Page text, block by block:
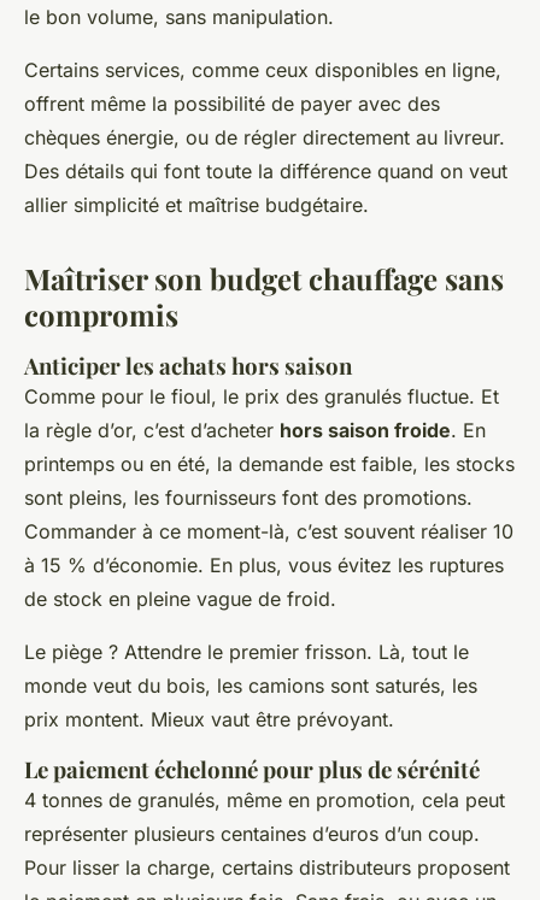
le bon volume, sans manipulation.
Certains services, comme ceux disponibles en ligne,
offrent même la possibilité de payer avec des
chèques énergie, ou de régler directement au livreur.
Des détails qui font toute la différence quand on veut
allier simplicité et maîtrise budgétaire.
Maîtriser son budget chauffage sans
compromis
Anticiper les achats hors saison
Comme pour le fioul, le prix des granulés fluctue. Et
la règle d’or, c’est d’acheter hors saison froide. En
printemps ou en été, la demande est faible, les stocks
sont pleins, les fournisseurs font des promotions.
Commander à ce moment-là, c’est souvent réaliser 10
à 15 % d’économie. En plus, vous évitez les ruptures
de stock en pleine vague de froid.
Le piège ? Attendre le premier frisson. Là, tout le
monde veut du bois, les camions sont saturés, les
prix montent. Mieux vaut être prévoyant.
Le paiement échelonné pour plus de sérénité
4 tonnes de granulés, même en promotion, cela peut
représenter plusieurs centaines d’euros d’un coup.
Pour lisser la charge, certains distributeurs proposent